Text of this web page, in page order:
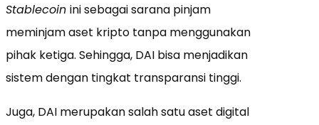
Stablecoin ini sebagai sarana pinjam
meminjam aset kripto tanpa menggunakan
pihak ketiga. Sehingga, DAI bisa menjadikan
sistem dengan tingkat transparansi tinggi.
Juga, DAI merupakan salah satu aset digital